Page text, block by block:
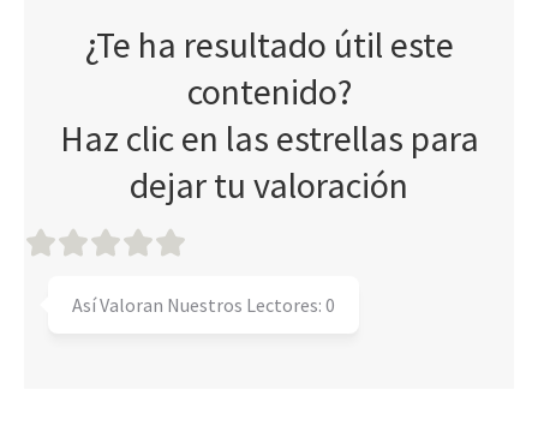
¿Te ha resultado útil este
contenido?
Haz clic en las estrellas para
dejar tu valoración
Así Valoran Nuestros Lectores: 0